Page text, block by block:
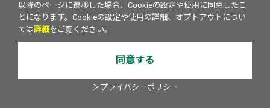
以降のページに遷移した場合、Cookieの設定や使用に同意したこ
とになります。Cookieの設定や使用の詳細、オプトアウトについ
ては詳細 をご覧ください。
同意する
＞プライバシーポリシー